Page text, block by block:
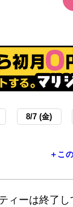
8/7 (金)
＋こ
ィーは終了